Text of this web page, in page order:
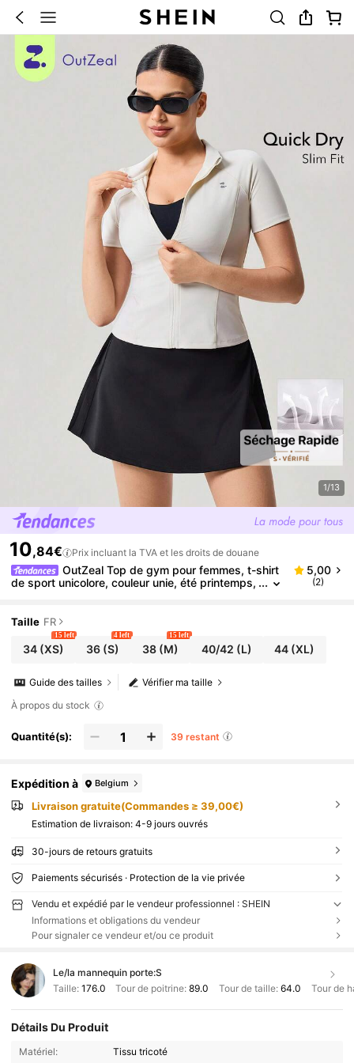
1/13
10,84€ Prix incluant la TVA et les droits de douane
OutZeal Top de gym pour femmes, t-shirt
de sport unicolore, couleur unie, été printemps,
5,00
(2)
Taille FR
34(XS)
15 left
36 (S)
4 left
38(M)
15 left
40/42 (L) 44 (XL)
Vérifier ma taille
Guide des tailles
À propos du stock
Quantité(s): 39 restant
Expédition à Belgium
Livraison gratuite(Commandes ≥ 39,00€)
Estimation de livraison: 4-9 jours ouvrés
30-jours de retours gratuits
Paiements sécurisés · Protection de la vie privée
Vendu et expédié par le vendeur professionnel : SHEIN
Informations et obligations du vendeur
Pour signaler ce vendeur et/ou ce produit
Le/la mannequin porte:S
Taille: 176.0 Tour de poitrine:89.0 Tour de taille: 64.0 Tour de
Détails Du Produit
Matériel:
Tissu tricoté